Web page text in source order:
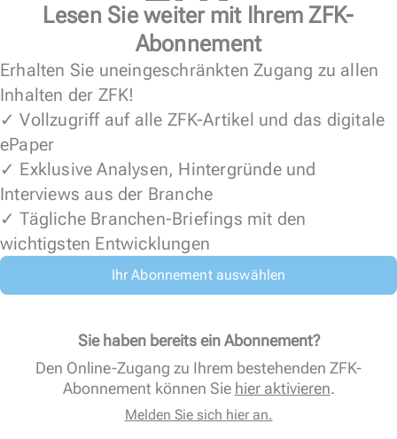
Lesen Sie weiter mit Ihrem ZFK-
Abonnement
Erhalten Sie uneingeschränkten Zugang zu allen
Inhalten der ZFK!
✓ Vollzugriff auf alle ZFK-Artikel und das digitale
ePaper
✓ Exklusive Analysen, Hintergründe und
Interviews aus der Branche
✓ Tägliche Branchen-Briefings mit den
wichtigsten Entwicklungen
Ihr Abonnement auswählen
Sie haben bereits ein Abonnement?
Den Online-Zugang zu Ihrem bestehenden ZFK-
Abonnement können Sie hier aktivieren.
Melden Sie sich hier an.